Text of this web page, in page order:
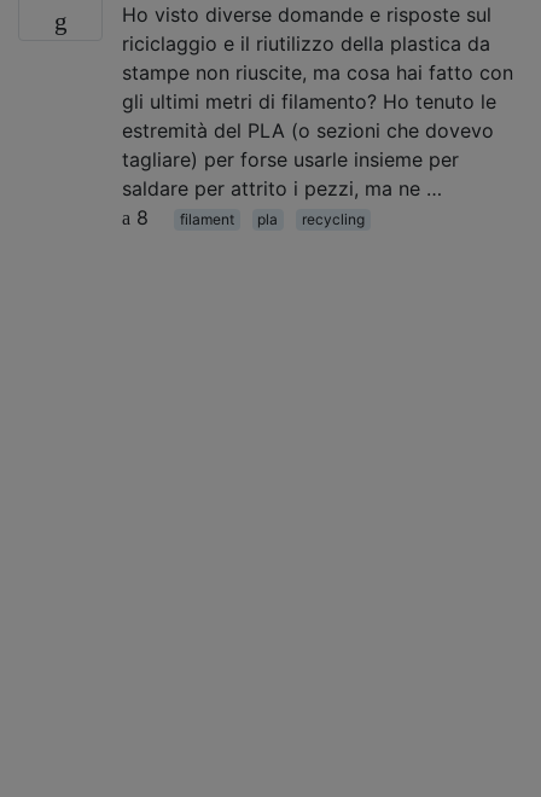
Ho visto diverse domande e risposte sul
riciclaggio e il riutilizzo della plastica da
stampe non riuscite, ma cosa hai fatto con
gli ultimi metri di filamento? Ho tenuto le
estremità del PLA (o sezioni che dovevo
tagliare) per forse usarle insieme per
saldare per attrito i pezzi, ma ne …
8
filament pla recycling